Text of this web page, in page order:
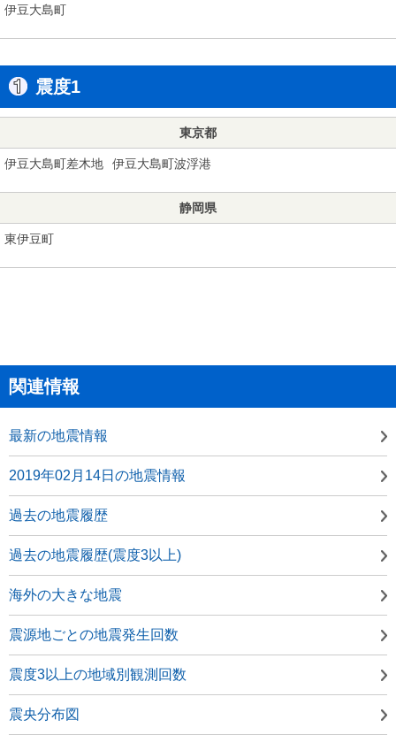
伊豆大島町
震度1
東京都
伊豆大島町差木地 伊豆大島町波浮港
静岡県
東伊豆町
関連情報
最新の地震情報
2019年02月14日の地震情報
過去の地震履歴
過去の地震履歴(震度3以上)
海外の大きな地震
震源地ごとの地震発生回数
震度3以上の地域別観測回数
震央分布図